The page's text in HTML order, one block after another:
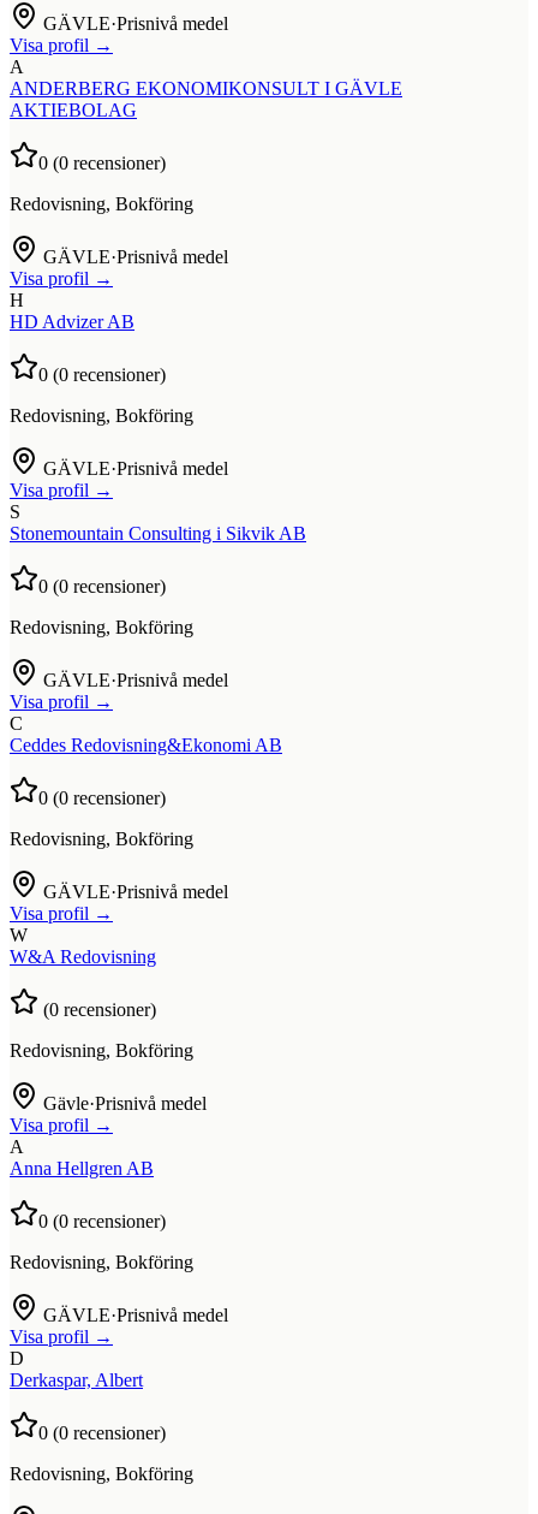
GÄVLE·Prisnivå medel
Visa profil →
A
ANDERBERG EKONOMIKONSULT I GÄVLE
AKTIEBOLAG
0 (0 recensioner)
Redovisning, Bokföring
GÄVLE·Prisnivå medel
Visa profil →
H
HD Advizer AB
0 (0 recensioner)
Redovisning, Bokföring
GÄVLE·Prisnivå medel
Visa profil →
S
Stonemountain Consulting i Sikvik AB
0 (0 recensioner)
Redovisning, Bokföring
GÄVLE·Prisnivå medel
Visa profil →
C
Ceddes Redovisning&Ekonomi AB
0 (0 recensioner)
Redovisning, Bokföring
GÄVLE·Prisnivå medel
Visa profil →
W
W&A Redovisning
(0 recensioner)
Redovisning, Bokföring
Gävle·Prisnivå medel
Visa profil →
A
Anna Hellgren AB
0 (0 recensioner)
Redovisning, Bokföring
GÄVLE·Prisnivå medel
Visa profil →
D
Derkaspar, Albert
0 (0 recensioner)
Redovisning, Bokföring